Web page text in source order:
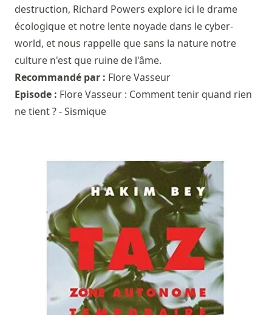
destruction, Richard Powers explore ici le drame
écologique et notre lente noyade dans le cyber-
world, et nous rappelle que sans la nature notre
culture n'est que ruine de l'âme.
Recommandé par : Flore Vasseur
Episode : Flore Vasseur : Comment tenir quand rien
ne tient ? - Sismique